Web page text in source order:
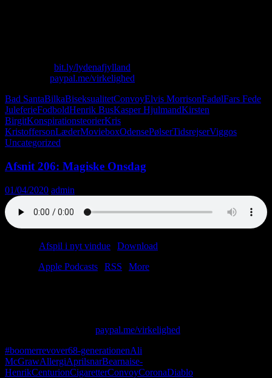
bit.ly/lydenafjylland
paypal.me/virkelighed
Bad SantaBilkaBiseksualitetConvoyElvis MorrisonFadølFars Fede
JuleferieFodboldHenrik BusKasper HjulmandKirsten
BirgitKonspirationsteorierKris
KristoffersonLæderMovieboxOdensePølserTidsrejserViggos
Uncategorized
Afsnit 206: Magiske Onsdag
01/04/2020 admin
Afspil i nyt vindue Download
Apple Podcasts RSS
More
paypal.me/virkelighed
#boomerrevover68-generationenAli
McGrawAllergiAprilsnarBearnaise-
HenrikCenturionCigaretterConvoyCoronaDiablo